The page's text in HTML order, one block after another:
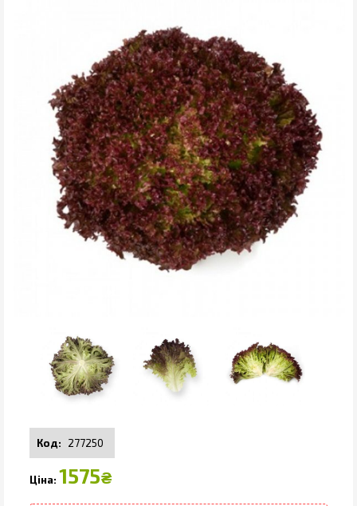
277250
1575₴